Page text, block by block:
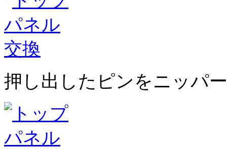
押し出したピンをニッパ